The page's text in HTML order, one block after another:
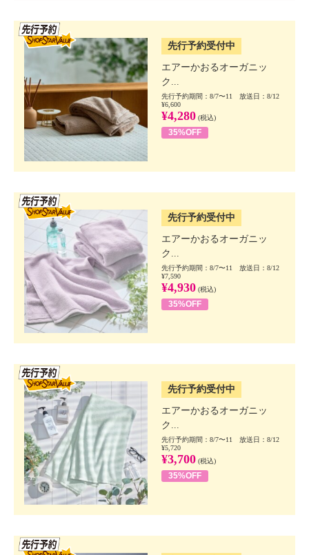
先行予約受付中
エアーかおるオーガニッ
ク...
先行予約期間：8/7〜11 放送日：8/12
¥6,600
¥4,280 (税込)
35%OFF
先行予約受付中
エアーかおるオーガニッ
ク...
先行予約期間：8/7〜11 放送日：8/12
¥7,590
¥4,930 (税込)
35%OFF
先行予約受付中
エアーかおるオーガニッ
ク...
先行予約期間：8/7〜11 放送日：8/12
¥5,720
¥3,700 (税込)
35%OFF